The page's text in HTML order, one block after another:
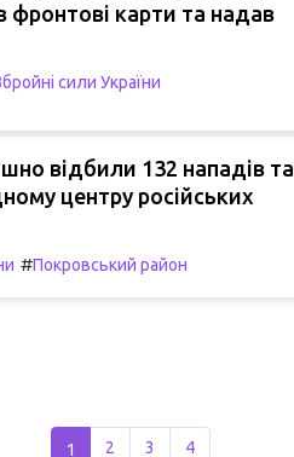
карти та надав
сили України
відбили 132 нападів та
центру російських
#Покровський район
1 2 3 4